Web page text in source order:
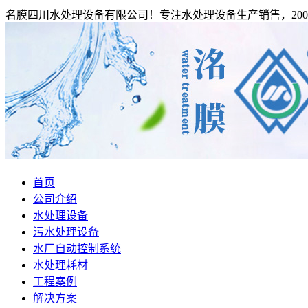
名膜四川水处理设备有限公司！专注水处理设备生产销售，
首页
公司介绍
水处理设备
污水处理设备
水厂自动控制系统
水处理耗材
工程案例
解决方案